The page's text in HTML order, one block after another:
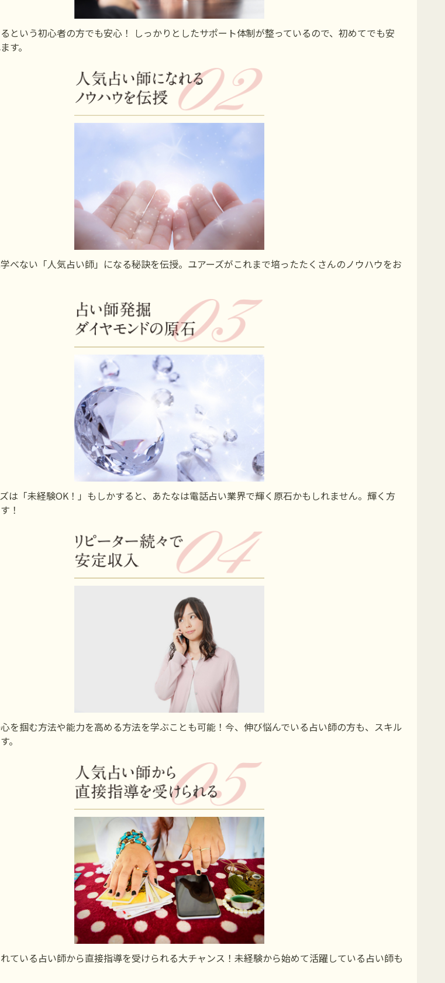
という初心者の方でも安心！ しっかりとしたサポート体制が整っているので、初めてでも安
す。
べない「人気占い師」になる秘訣を伝授。ユアーズがこれまで培ったたくさんのノウハウをお
は「未経験OK！」もしかすると、あたなは電話占い業界で輝く原石かもしれません。輝く方
！
を掴む方法や能力を高める方法を学ぶことも可能！今、伸び悩んでいる占い師の方も、スキル
。
ている占い師から直接指導を受けられる大チャンス！未経験から始めて活躍している占い師も